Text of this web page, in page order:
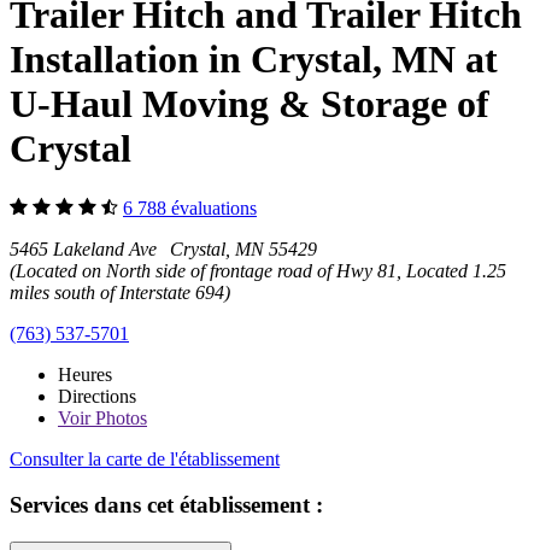
Trailer Hitch and Trailer Hitch
Installation in Crystal, MN at
U-Haul Moving & Storage of
Crystal
6 788 évaluations
5465 Lakeland Ave Crystal, MN 55429
(Located on North side of frontage road of Hwy 81, Located 1.25
miles south of Interstate 694)
(763) 537-5701
Heures
Directions
VoirPhotos
Consulter la carte de l'établissement
Services dans cet établissement :